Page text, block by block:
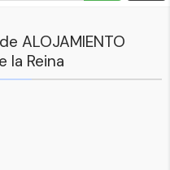
ALOJAMIENTO
la Reina